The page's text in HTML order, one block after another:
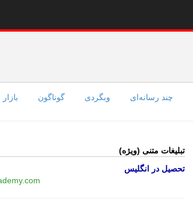
چند رسانه‌ای وبگردی گوناگون بازار
تبلیغات متنی (ویژه)
تحصیل در انگلیس